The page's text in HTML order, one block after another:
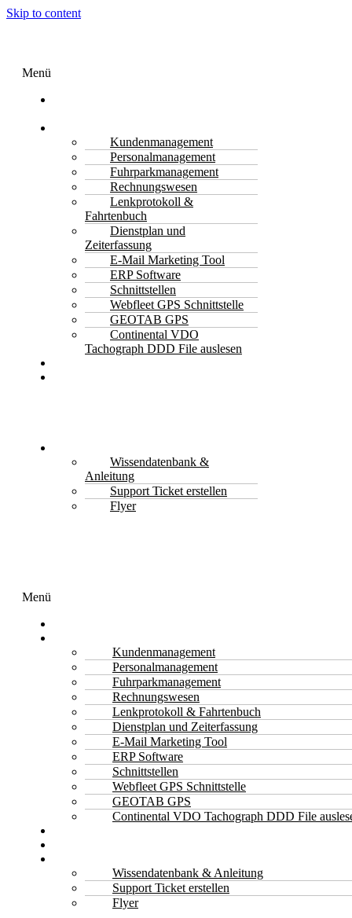
Skip to content
Menü
Kundenmanagement
Personalmanagement
Fuhrparkmanagement
Rechnungswesen
Lenkprotokoll &
Fahrtenbuch
Dienstplan und
Zeiterfassung
E-Mail Marketing Tool
ERP Software
Schnittstellen
Webfleet GPS Schnittstelle
GEOTAB GPS
Continental VDO
Tachograph DDD File auslesen
Wissendatenbank &
Anleitung
Support Ticket erstellen
Flyer
Menü
Kundenmanagement
Personalmanagement
Fuhrparkmanagement
Rechnungswesen
Lenkprotokoll & Fahrtenbuch
Dienstplan und Zeiterfassung
E-Mail Marketing Tool
ERP Software
Schnittstellen
Webfleet GPS Schnittstelle
GEOTAB GPS
Continental VDO Tachograph DDD File
Wissendatenbank & Anleitung
Support Ticket erstellen
Flyer